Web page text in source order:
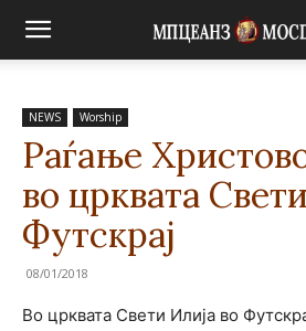
NEWS Worship
Раѓање
во црквата
Футскрај
08/01/2018
Во црквата Свети Илија во